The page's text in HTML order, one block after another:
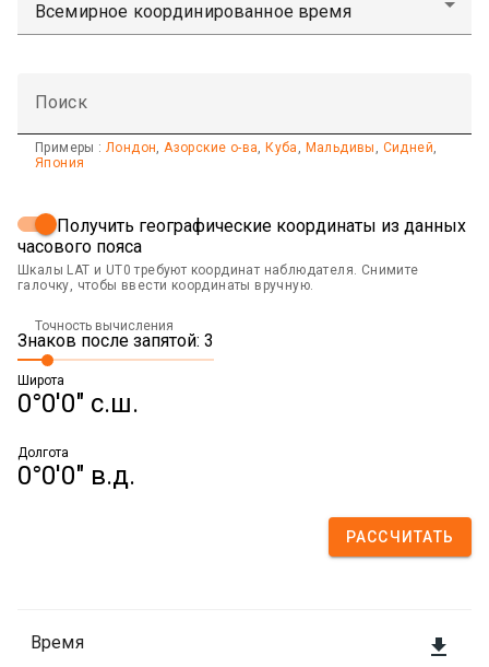
Поиск
Примеры : Лондон Азорские о-ва ,Куба Мальдивы Сидней
Япония
Получить географические координаты из данных
часового пояса
Шкалы LAT и UT0 требуют координат наблюдателя. Снимите
галочку, чтобы ввести координаты вручную.
Точность вычисления
Знаков после запятой: 3
Широта
0°0'0" с.ш.
Долгота
0°0'0" в.д.
РАССЧИТАТЬ

Время